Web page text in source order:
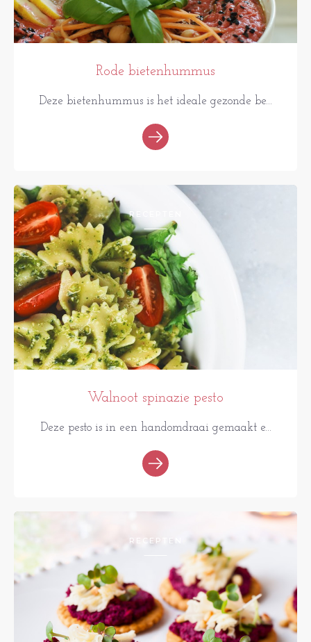
Rode bietenhummus
Deze bietenhummus is het ideale gezonde be...
RECEPTEN
Walnoot spinazie pesto
Deze pesto is in een handomdraai gemaakt e...
RECEPTEN